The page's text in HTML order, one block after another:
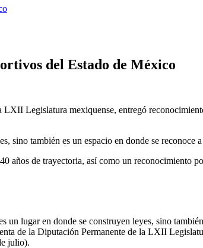
del Estado de México
Legislatura mexiquense, entregó
también es un espacio en donde se reconoce
años de trayectoria, así como un reconocimiento
en donde se construyen leyes, sino también
de la Diputación Permanente de la LXII
julio).